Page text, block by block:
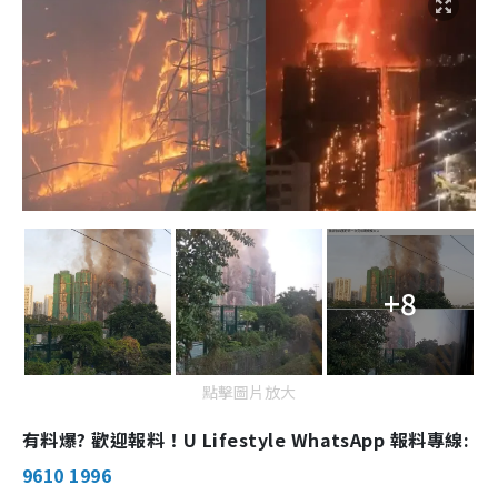
+8
點擊圖片放大
有料爆? 歡迎報料！U Lifestyle WhatsApp 報料專線:
9610 1996